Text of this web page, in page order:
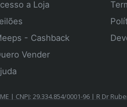
a Loja
- Cashback
Vender
- ME | CNPJ: 29.334.854/0001-96 | R Dr